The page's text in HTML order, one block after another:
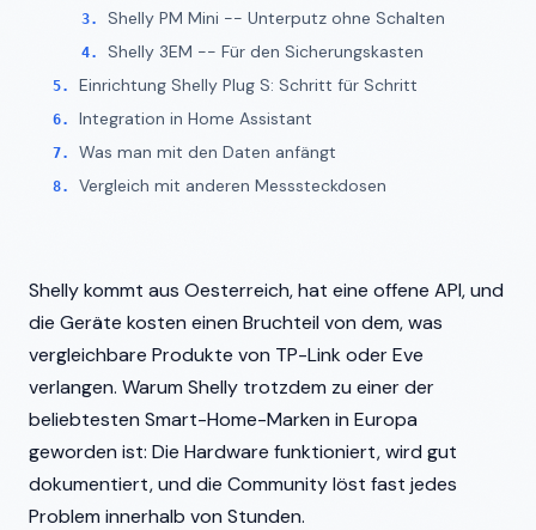
Shelly PM Mini -- Unterputz ohne Schalten
Shelly 3EM -- Für den Sicherungskasten
Einrichtung Shelly Plug S: Schritt für Schritt
Integration in Home Assistant
Was man mit den Daten anfängt
Vergleich mit anderen Messsteckdosen
Shelly kommt aus Oesterreich, hat eine offene API, und
die Geräte kosten einen Bruchteil von dem, was
vergleichbare Produkte von TP-Link oder Eve
verlangen. Warum Shelly trotzdem zu einer der
beliebtesten Smart-Home-Marken in Europa
geworden ist: Die Hardware funktioniert, wird gut
dokumentiert, und die Community löst fast jedes
Problem innerhalb von Stunden.